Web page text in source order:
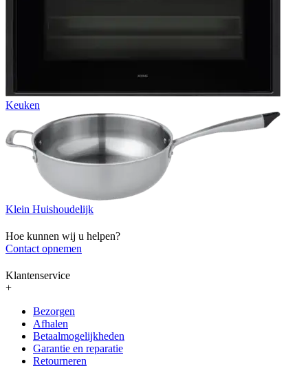
Keuken
Klein Huishoudelijk
Hoe kunnen wij u helpen?
Contact opnemen
Klantenservice
+
Bezorgen
Afhalen
Betaalmogelijkheden
Garantie en reparatie
Retourneren